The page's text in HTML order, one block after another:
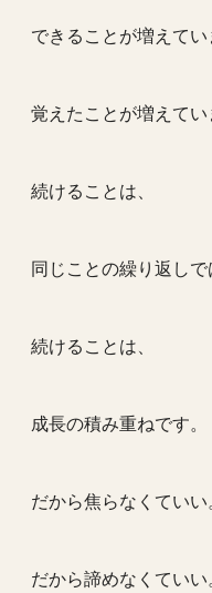
できることが増えてい
覚えたことが増えてい
続けることは、
同じことの繰り返しで
続けることは、
成長の積み重ねです。
だから焦らなくていい
だから諦めなくていい